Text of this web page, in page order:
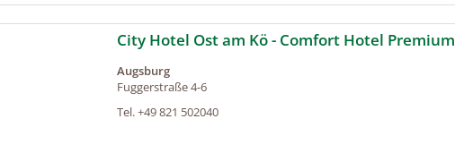
City Hotel Ost am Kö - Comfort Hotel Premium
Augsburg
Fuggerstraße 4-6
Tel.+49 821 502040